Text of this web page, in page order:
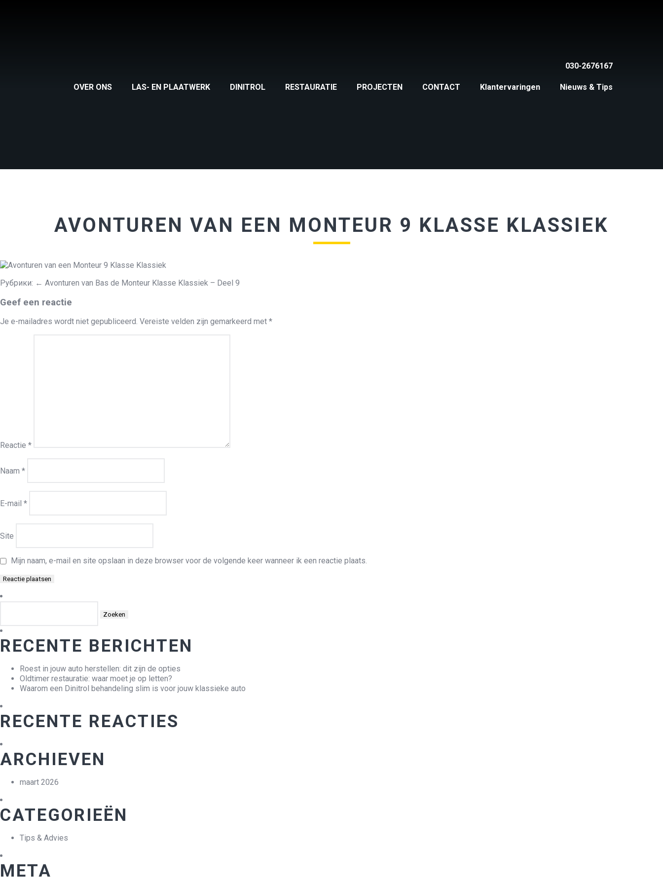
030-2676167
OVER ONS LAS- EN PLAATWERK DINITROL RESTAURATIE PROJECTEN CONTACT Klantervaringen Nieuws & Tips
AVONTUREN VAN EEN MONTEUR 9 KLASSE KLASSIEK
Рубрики: ← Avonturen van Bas de Monteur Klasse Klassiek – Deel 9
Geef een reactie
Je e-mailadres wordt niet gepubliceerd. Vereiste velden zijn gemarkeerd met *
Reactie *
Naam *
E-mail *
Site
Mijn naam, e-mail en site opslaan in deze browser voor de volgende keer wanneer ik een reactie plaats.
RECENTE BERICHTEN
Roest in jouw auto herstellen: dit zijn de opties
Oldtimer restauratie: waar moet je op letten?
Waarom een Dinitrol behandeling slim is voor jouw klassieke auto
RECENTE REACTIES
ARCHIEVEN
maart 2026
CATEGORIEËN
Tips & Advies
META